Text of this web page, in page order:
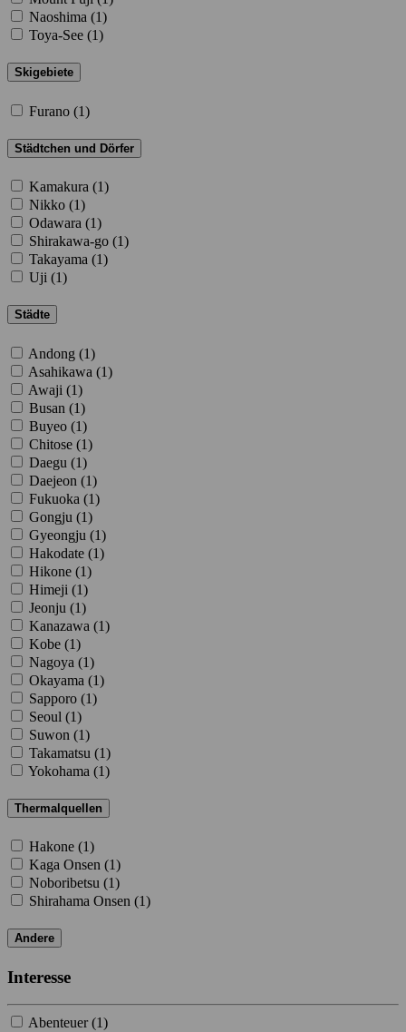
Naoshima (1)
Toya-See (1)
Skigebiete
Furano (1)
Städtchen und Dörfer
Kamakura (1)
Nikko (1)
Odawara (1)
Shirakawa-go (1)
Takayama (1)
Uji (1)
Städte
Andong (1)
Asahikawa (1)
Awaji (1)
Busan (1)
Buyeo (1)
Chitose (1)
Daegu (1)
Daejeon (1)
Fukuoka (1)
Gongju (1)
Gyeongju (1)
Hakodate (1)
Hikone (1)
Himeji (1)
Jeonju (1)
Kanazawa (1)
Kobe (1)
Nagoya (1)
Okayama (1)
Sapporo (1)
Seoul (1)
Suwon (1)
Takamatsu (1)
Yokohama (1)
Thermalquellen
Hakone (1)
Kaga Onsen (1)
Noboribetsu (1)
Shirahama Onsen (1)
Andere
Interesse
Abenteuer (1)